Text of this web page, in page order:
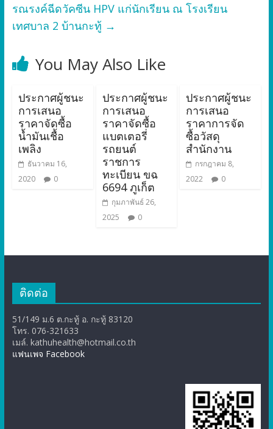
รณรงค์ฉีดวัคซีน HPV แก่นักเรียน ณ โรงเรียน
เทศบาล 2 บ้านกะทู้ →
You May Also Like
ประกาศผู้ชนะ
การเสนอ
ราคาจัดซื้อ
น้ำมันเชื้อ
เพลิง
ธันวาคม 16,
2020
0
ประกาศผู้ชนะ
การเสนอ
ราคาจัดซื้อ
แบตเตอรี่
รถยนต์
ราชการ
ทะเบียน ขฉ
6694 ภูเก็ต
กุมภาพันธ์ 26,
2025
0
ประกาศผู้ชนะ
การเสนอ
ราคาการจัด
ซื้อวัสดุ
สำนักงาน
กรกฎาคม 8,
2022
0
ติดต่อ
51/149 ม.6 ต.กะทู้ อ. กะทู้ 83120
โทร. 076-321633
เมล์. kathuhealth@hotmail.co.th
แฟนเพจ Facebook